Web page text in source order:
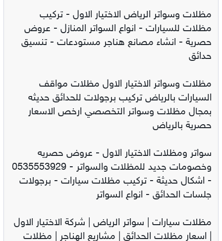
مظلات وسواتر الرياض الاختيار الاول - تركيب
مظلات للسيارات - انواع السواتر المنازل - عروض
حصرية - انشاء مصانع هناجر مستودعات - تنسيق
حدائق
مظلات وسواتر الاختيار الاول مظلات مواقف
السيارات بالرياض تركيب برجولات للحدائق حديثه
بمجال مظلات وسواتر التخصصي ارخص الاسعار
حصرية بالرياض
سواتر ومظلات الاختيار الاول - عروض حصريه
وخصومات جديد للمظلات والسواتر - 0535553929
- اشكال حديثة - تركيب مظلات سيارات - برجولات
جلسات الحدائق - انواع السواتر
مظلات سيارات | سواتر الرياض | شركة الاختيار الاول
| اسعار مظلات الحدائق | مشاريع الهناجر | مظلات